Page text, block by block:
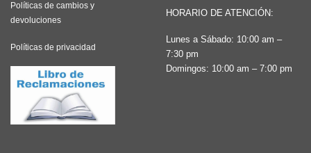
Políticas de cambios y
devoluciones
Políticas de privacidad
HORARIO DE ATENCIÓN:
Lunes a Sábado: 10:00 am –
7:30 pm
Domingos: 10:00 am – 7:00 pm